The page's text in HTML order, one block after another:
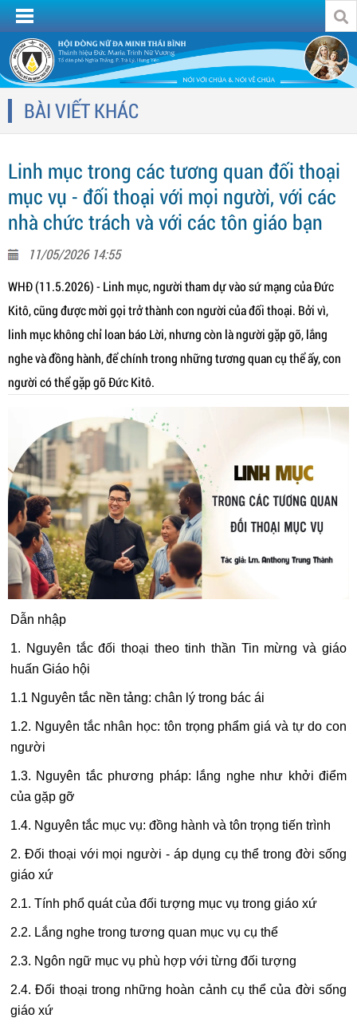
BÀI VIẾT KHÁC
Linh mục trong các tương quan đối thoại
mục vụ - đối thoại với mọi người, với các
nhà chức trách và với các tôn giáo bạn
11/05/2026 14:55
WHĐ (11.5.2026) - Linh mục, người tham dự vào sứ mạng của Đức
Kitô, cũng được mời gọi trở thành con người của đối thoại. Bởi vì,
linh mục không chỉ loan báo Lời, nhưng còn là người gặp gỡ, lắng
nghe và đồng hành, để chính trong những tương quan cụ thể ấy, con
người có thể gặp gỡ Đức Kitô.
Dẫn nhập
1. Nguyên tắc đối thoại theo tinh thần Tin mừng và giáo
huấn Giáo hội
1.1 Nguyên tắc nền tảng: chân lý trong bác ái
1.2. Nguyên tắc nhân học: tôn trọng phẩm giá và tự do con
người
1.3. Nguyên tắc phương pháp: lắng nghe như khởi điểm
của gặp gỡ
1.4. Nguyên tắc mục vụ: đồng hành và tôn trọng tiến trình
2. Đối thoại với mọi người - áp dụng cụ thể trong đời sống
giáo xứ
2.1. Tính phổ quát của đối tượng mục vụ trong giáo xứ
2.2. Lắng nghe trong tương quan mục vụ cụ thể
2.3. Ngôn ngữ mục vụ phù hợp với từng đối tượng
2.4. Đối thoại trong những hoàn cảnh cụ thể của đời sống
giáo xứ